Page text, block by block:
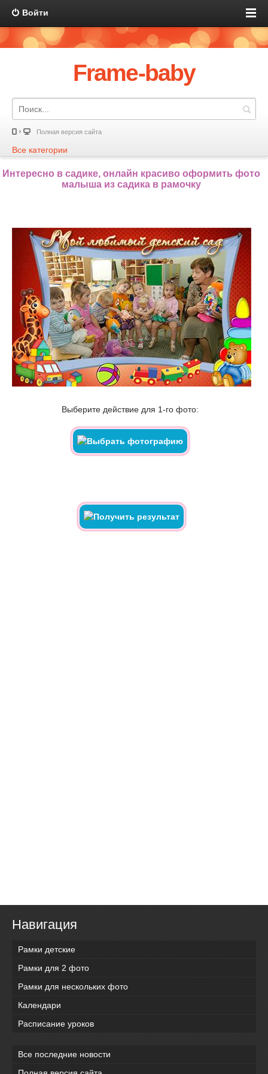
Войти
Frame-baby
Полная версия сайта
Все категории
Интересно в садике, онлайн красиво оформить фото
малыша из садика в рамочку
Выберите действие для 1-го фото:
Навигация
Рамки детские
Рамки для 2 фото
Рамки для нескольких фото
Календари
Расписание уроков
Все последние новости